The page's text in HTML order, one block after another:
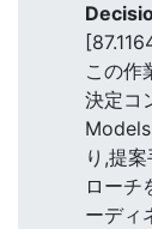
この作
決定コ
り,提
ローチ
ーディ